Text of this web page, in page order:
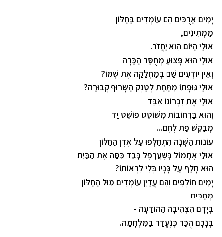
יָמִים אֲרֻכִּים הֵם עוֹמְדִים בַּחַלּוֹן
מַמְתִּינִים,
אוּלַי הַיּוֹם הִוא יַחֲזֹר.
אוּלַי הוּא פָּצוּעַ מְחֻסַּר הַכָּרָה
וְאֵין יוֹדְעִים שָׁם בְּמַחְלָקָה אֶת שְׁמוֹ?
אוּלַי גּוּפָתוֹ מִתַּחַת לְטַנְק הַשָּׂרוּף קְבוּרָה?
אוּלַי אֶת זִכְרוֹנוֹ אִבֵּד
וְהוּא בָּרְחוֹבוֹת מְשׁוֹטֵט פּוֹשֵׁט יָד
מְבַקֵּשׁ פַּת לֶחֶם...
עוֹנוֹת הַשָּׁנָה הִתְחַלְּפוּ עַל אֶדֶן הַחַלּוֹן
אוּלַי אֶתְמוֹל כְּשֶׁעֲרָפֶל כָּבֵד כִּסָּה אֶת הַבַּיִת
הוּא חָלַף עַל פָּנָיו בְּלִי לִרְאוֹתוֹ?
יָמִים חוֹלְפִים וְהֵם עֲדַיִן עוֹמְדִים מוּל הַחַלּוֹן
מְחַכִּים
בְּיָדָם הִצְהִיבָה הַהוֹדָעָה -
בְּנָכָם הֻכַּר כְּנֶעֱדָר בַּמִּלְחָמָה.